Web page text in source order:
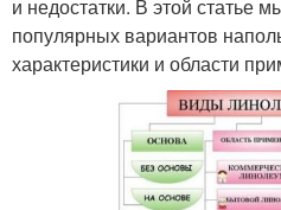
и недостатки. В этой статье
популярных вариантов
характеристики и области